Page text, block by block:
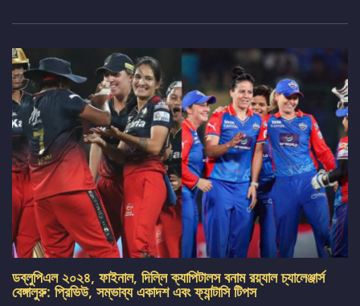
ডব্লুপিএল ২০২৪, ফাইনাল, দিল্লি ক্যাপিটালস বনাম রয়্যাল চ্যালেঞ্জার্স
বেঙ্গালুরু: প্রিভিউ, সম্ভাব্য একাদশ এবং ফ্যান্টাসি টিপস